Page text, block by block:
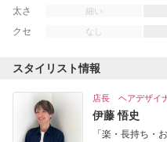
太さ 細い
クセ なし
スタイリスト情報
店長 ヘアデザイ
伊藤 悟史
「楽・長持ち・